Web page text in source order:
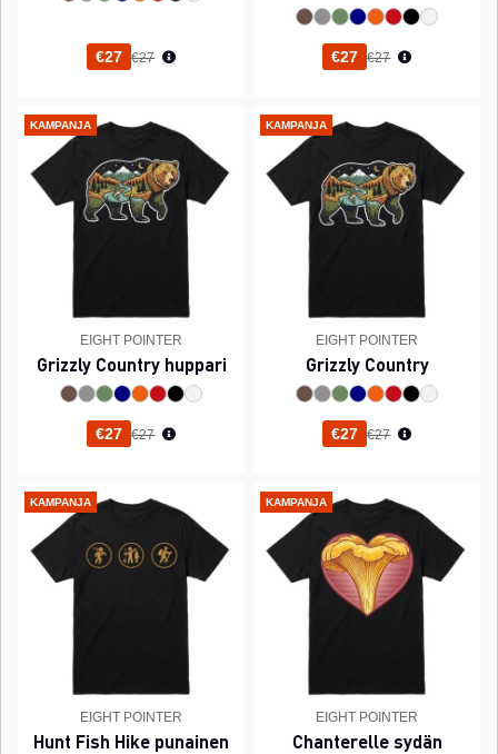
€27 Normaali hinta
€27 €27 Normaali hinta
€27
KAMPANJA
EIGHT POINTER
Grizzly Country huppari
€27 Normaali hinta
€27
KAMPANJA
EIGHT POINTER
Grizzly Country
€27 Normaali hinta
€27
KAMPANJA
EIGHT POINTER
Hunt Fish Hike punainen
KAMPANJA
EIGHT POINTER
Chanterelle sydän